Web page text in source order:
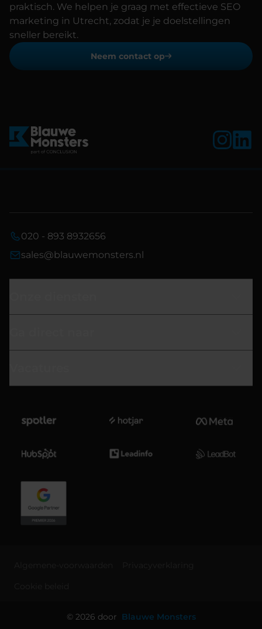
praktisch. We helpen je graag met effectieve SEO
marketing in Utrecht, zodat je je doelstellingen
sneller bereikt.
Neem contact op
020 - 893 8932656
sales@blauwemonsters.nl
© 2026 door Blauwe Monsters